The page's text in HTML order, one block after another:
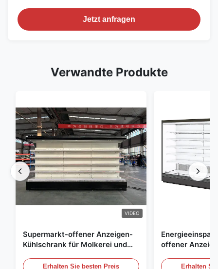
Jetzt anfragen
Verwandte Produkte
VIDEO
Supermarkt-offener Anzeigen-
Kühlschrank für Molkerei und
Erhalten Sie besten Preis
offener
Erhalten